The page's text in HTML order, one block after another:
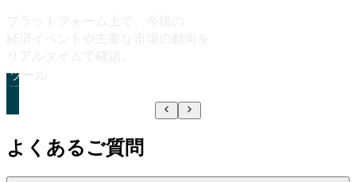
ツール
よく あるご質問